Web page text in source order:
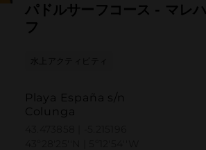
パドルサーフコース - マレ
フ
水上アクティビティ
Playa España s/n
Colunga